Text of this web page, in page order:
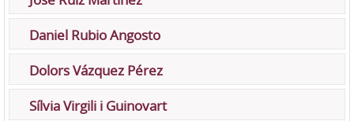
Daniel Rubio Angosto
Dolors Vázquez Pérez
Sílvia Virgili i Guinovart